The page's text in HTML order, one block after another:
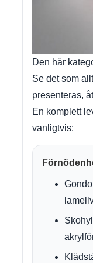
Den här
Se det som
presenteras,
En komplett
vanligtvis: